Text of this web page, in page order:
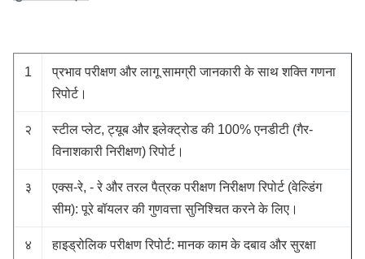
1
प्रभाव परीक्षण और लागू सामग्री जानकारी के साथ शक्ति गणना
रिपोर्ट।
२
स्टील प्लेट, ट्यूब और इलेक्ट्रोड की 100% एनडीटी (गैर-
विनाशकारी निरीक्षण) रिपोर्ट।
३
एक्स-रे, - रे और तरल पैत्रक परीक्षण निरीक्षण रिपोर्ट (वेल्डिंग
सीम): पूरे बॉयलर की गुणवत्ता सुनिश्चित करने के लिए।
४
हाइड्रोलिक परीक्षण रिपोर्ट: मानक काम के दबाव और सुरक्षा